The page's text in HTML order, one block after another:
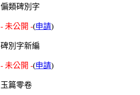
偏類碑別字
- 未公開 -(申請)
碑別字新編
- 未公開 -(申請)
玉篇零卷